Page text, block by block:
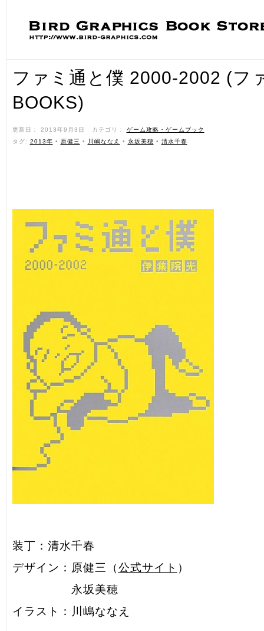
ファミ通と僕 2000-2002 (フ
BOOKS)
更新日： 2013年9月3日 ˑ カテゴリ： ゲーム攻略・ゲームブック
ˑ
タグ: 2013年 • 原健三 • 川嶋ななえ • 永坂美穂 • 清水千春
装丁：清水千春
デザイン：原健三（公式サイト ）
永坂美穂
イラスト：川嶋ななえ